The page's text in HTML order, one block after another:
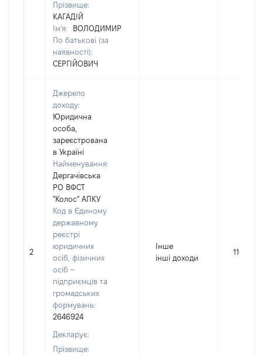
Прізвище:
КАГАДІЙ
Ім'я:
ВОЛОДИМИР
По батькові (за
наявності):
СЕРГІЙОВИЧ
2
Джерело
доходу:
Юридична
особа,
зареєстрована
в Україні
Найменування:
Дергачівська
РО ВФСТ
"Колос" АПКУ
Код в Єдиному
державному
реєстрі
юридичних
осіб, фізичних
осіб –
підприємців та
громадських
формувань:
2646924
Декларує:
Прізвище:
Інше
інші доходи
110